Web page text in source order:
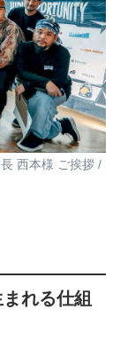
西本様 ご挨拶 /
れる仕組